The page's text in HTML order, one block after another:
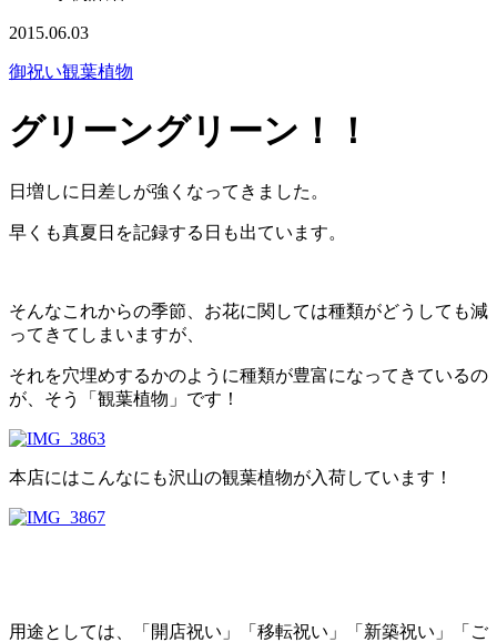
2015.06.03
御祝い観葉植物
グリーングリーン！！
日増しに日差しが強くなってきました。
早くも真夏日を記録する日も出ています。
そんなこれからの季節、お花に関しては種類がどうしても減
ってきてしまいますが、
それを穴埋めするかのように種類が豊富になってきているの
が、そう「観葉植物」です！
本店にはこんなにも沢山の観葉植物が入荷しています！
用途としては、「開店祝い」「移転祝い」「新築祝い」「ご